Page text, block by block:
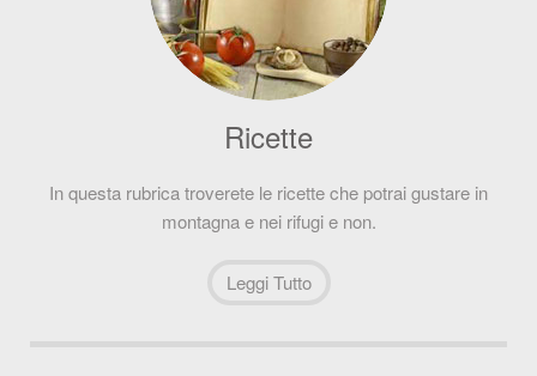
Ricette
In questa rubrica troverete le ricette che potrai gustare in
montagna e nei rifugi e non.
Leggi Tutto